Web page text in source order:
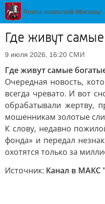
Где живут
9 июля 2026, 16:20 СМИ
Где живут самые
Очередная новость,
всегда чревато. И вот
обрабатывали жертву,
мошенникам золотые
К слову, недавно
фонда» и передал
охотятся только за
Источник: Канал в МАКС